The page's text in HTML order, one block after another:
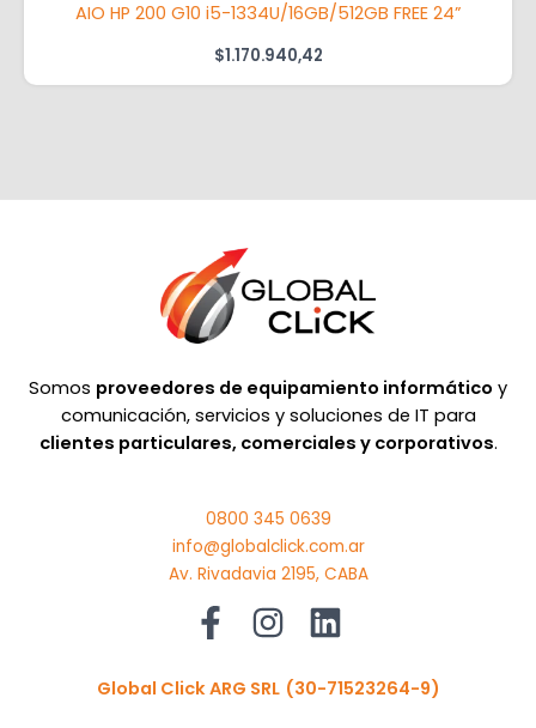
AIO HP 200 G10 i5-1334U/16GB/512GB FREE 24”
$1.170.940,42
Somos proveedores de equipamiento informático y
comunicación, servicios y soluciones de IT para
clientes particulares, comerciales y corporativos.
0800 345 0639
info@globalclick.com.ar
Av. Rivadavia 2195, CABA
Global Click ARG SRL (30-71523264-9)